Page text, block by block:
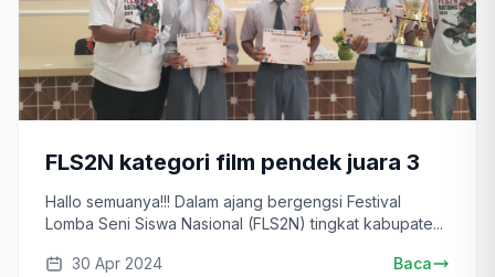
FLS2N kategori film pendek juara 3
Hallo semuanya!!! Dalam ajang bergengsi Festival
Lomba Seni Siswa Nasional (FLS2N) tingkat kabupate...
30 Apr 2024 Baca